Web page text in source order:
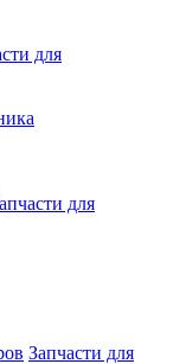
для
для
Запчасти для